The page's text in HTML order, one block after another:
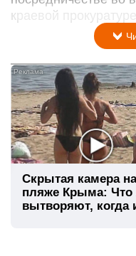
краевой прокуратуре.
Скрытая камера на
пляже Крыма:
вытворяют, когда